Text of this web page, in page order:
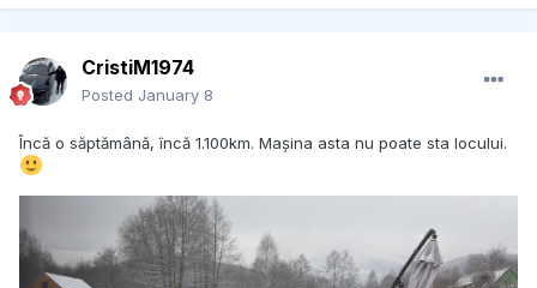
CristiM1974
Posted January 8
Încă o săptămână, încă 1.100km. Mașina asta nu poate sta locului.